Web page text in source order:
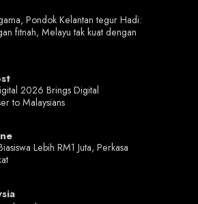
Pondok Kelantan tegur Hadi:
fitnah, Melayu tak kuat dengan
2026 Brings Digital
to Malaysians
Lebih RM1 Juta, Perkasa